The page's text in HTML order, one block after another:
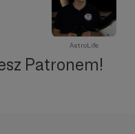
AstroLife
Patronem!